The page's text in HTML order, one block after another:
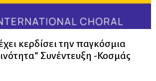
κερδίσει την παγκόσμια
Συνέντευξη -Κοσμάς